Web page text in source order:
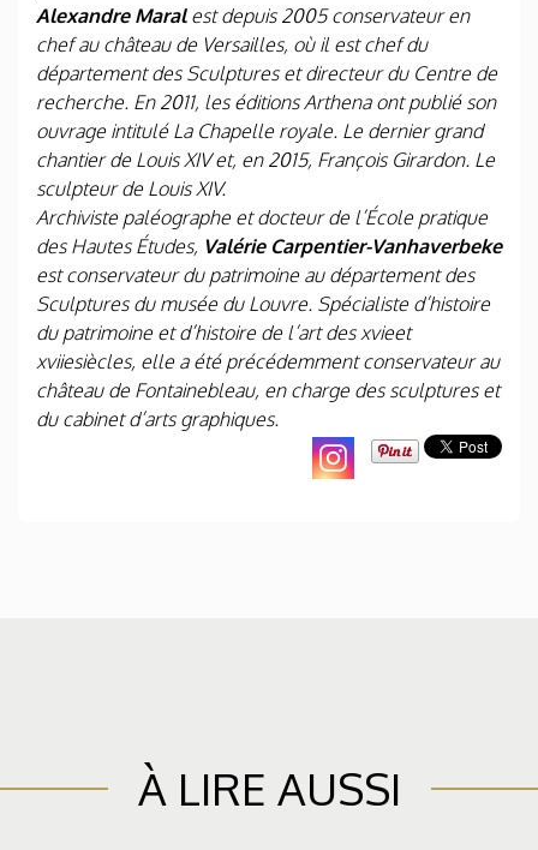
Alexandre Maral est depuis 2005 conservateur en
chef au château de Versailles, où il est chef du
département des Sculptures et directeur du Centre de
recherche. En 2011, les éditions Arthena ont publié son
ouvrage intitulé La Chapelle royale. Le dernier grand
chantier de Louis XIV et, en 2015, François Girardon. Le
sculpteur de Louis XIV.
Archiviste paléographe et docteur de l’École pratique
des Hautes Études, Valérie Carpentier-Vanhaverbeke
est conservateur du patrimoine au département des
Sculptures du musée du Louvre. Spécialiste d’histoire
du patrimoine et d’histoire de l’art des xvieet
xviiesiècles, elle a été précédemment conservateur au
château de Fontainebleau, en charge des sculptures et
du cabinet d’arts graphiques.
À LIRE AUSSI